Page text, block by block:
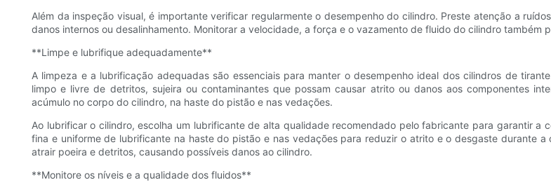
Além da inspeção visual, é importante verificar regularmente o desempenho do cilindro. Preste atenção a
danos internos ou desalinhamento. Monitorar a velocidade, a força e o vazamento de fluido do cilindro
**Limpe e lubrifique adequadamente**
A limpeza e a lubrificação adequadas são essenciais para manter o desempenho ideal dos cilindros de
limpo e livre de detritos, sujeira ou contaminantes que possam causar atrito ou danos aos componentes
acúmulo no corpo do cilindro, na haste do pistão e nas vedações.
Ao lubrificar o cilindro, escolha um lubrificante de alta qualidade recomendado pelo fabricante para garantir
fina e uniforme de lubrificante na haste do pistão e nas vedações para reduzir o atrito e o desgaste durante
atrair poeira e detritos, causando possíveis danos ao cilindro.
**Monitore os níveis e a qualidade dos fluidos**